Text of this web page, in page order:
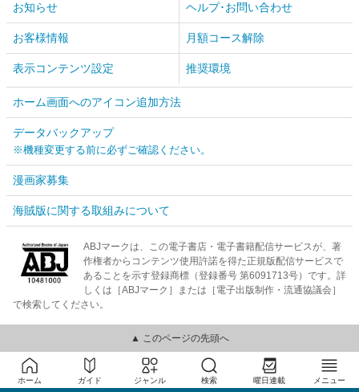
お知らせ ヘルプ･お問い合わせ
お客様情報 月額コース解除
表示コンテンツ設定 推奨環境
ホーム画面へのアイコン追加方法
データバックアップ
※機種変更する前に必ずご確認ください。
漫画家募集
海賊版に関する取組みについて
ABJマークは、この電子書店・電子書籍配信サービスが、著
作権者からコンテンツ使用許諾を得た正規版配信サービスで
あることを示す登録商標（登録番号 第6091713号）です。詳
しくは［ABJマーク］または［電子出版制作・流通協議会］
で検索してください。
▲ このページの先頭へ
ホーム ガイド ジャンル 検索 曜日連載 メニュー